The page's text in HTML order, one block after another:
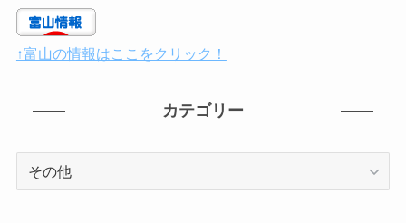
↑富山の情報はここをクリック！
カテゴリー